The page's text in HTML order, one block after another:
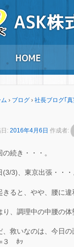
› ブログ › 社長ブログ｢真
: 2016年4月6日 作成者:
の続き・・・。
(3/3)、東京出張・・・
きると、やや、腰に
り、調理中の中腰の
、救いなのは、今日
３ ﾎｯ